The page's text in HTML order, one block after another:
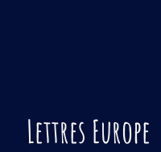
Lettres Europe